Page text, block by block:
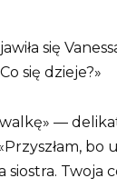
się
się dzieje?»
—
bo
siostra. Twoja